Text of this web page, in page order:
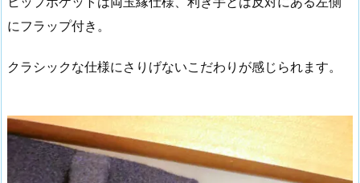
にフラップ付き。
クラシックな仕様にさりげないこだわりが感じられます。